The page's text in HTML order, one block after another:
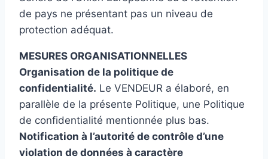
de pays ne présentant pas un niveau de
protection adéquat.
MESURES ORGANISATIONNELLES
Organisation de la politique de
confidentialité. Le VENDEUR a élaboré, en
parallèle de la présente Politique, une Politique
de confidentialité mentionnée plus bas.
Notification à l’autorité de contrôle d’une
violation de données à caractère